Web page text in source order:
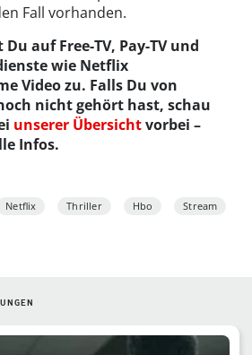
Fall vorhanden.
auf Free-TV, Pay-TV und
wie Netflix
Video zu. Falls Du von
nicht gehört hast, schau
unserer Übersichtvorbei –
Infos.
Netflix Thriller Hbo Stream